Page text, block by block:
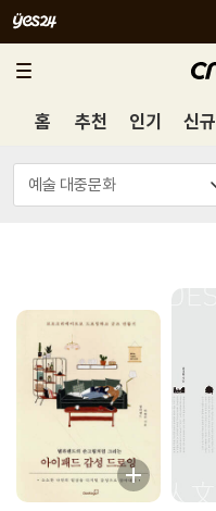
홈 추천 인기 신규